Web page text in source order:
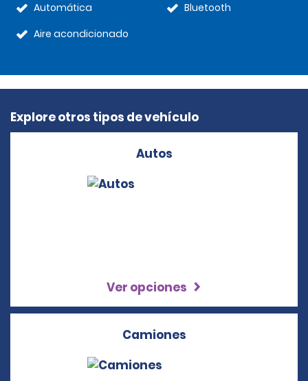
Automática
Aire acondicionado
Bluetooth
Explore otros tipos de vehículo
Autos
Ver opciones
Camiones